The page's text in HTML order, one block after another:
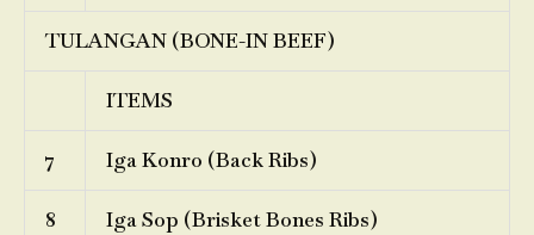
TULANGAN (BONE-IN BEEF)
ITEMS
7 Iga Konro (Back Ribs)
8 Iga Sop (Brisket Bones Ribs)